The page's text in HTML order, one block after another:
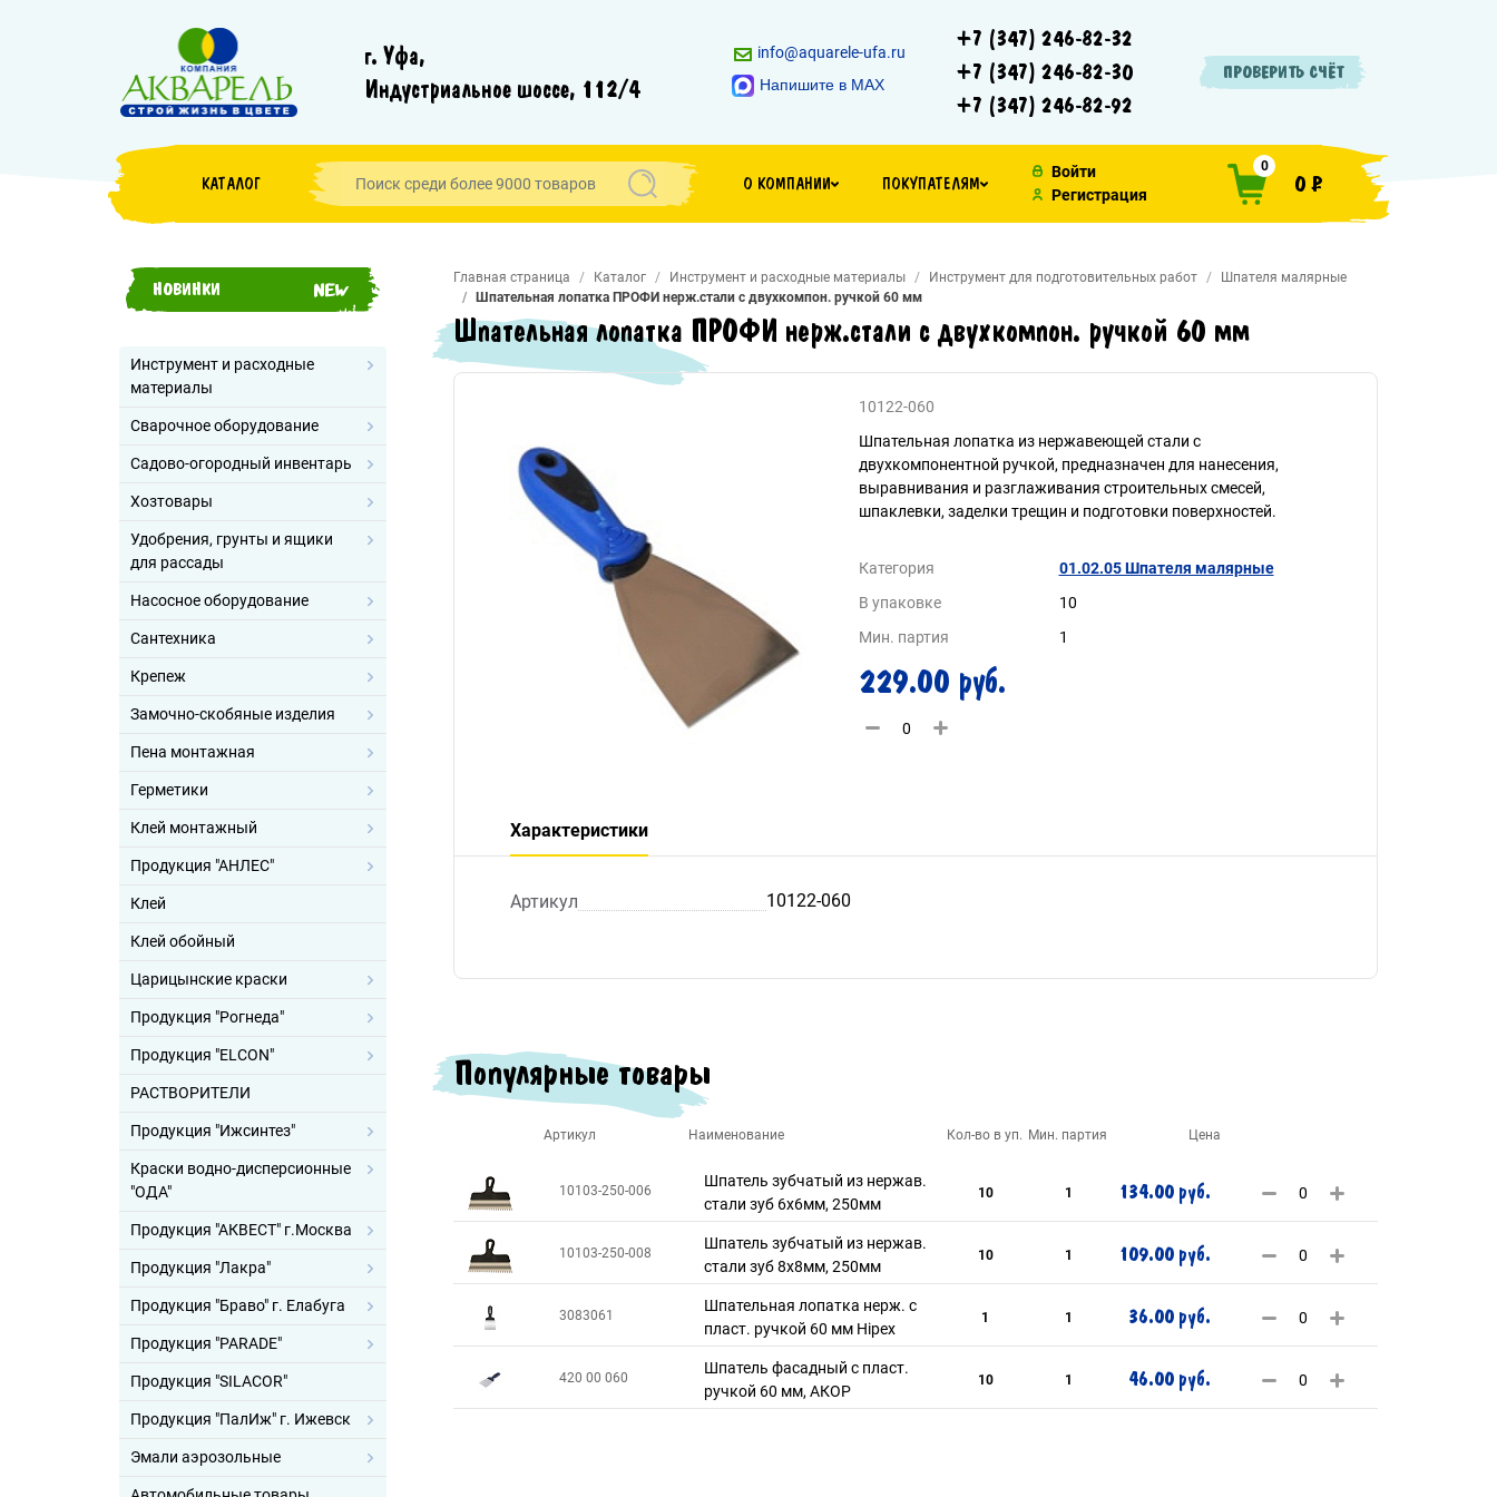
г. Уфа,
Индустриальное шоссе, 112/4
info@aquarele-ufa.ru
Напишите в MAX
+7 (347) 246-82-32
+7 (347) 246-82-30
+7 (347) 246-82-92
ПРОВЕРИТЬ СЧЁТ
КАТАЛОГ О КОМПАНИИ ПОКУПАТЕЛЯМ
Войти
Регистрация
0
0 ₽
НОВИНКИ
Инструмент и расходные
материалы
Сварочное оборудование
Садово-огородный инвентарь
Хозтовары
Удобрения, грунты и ящики
для рассады
Насосное оборудование
Сантехника
Крепеж
Замочно-скобяные изделия
Пена монтажная
Герметики
Клей монтажный
Продукция "АНЛЕС"
Клей
Клей обойный
Царицынские краски
Продукция "Рогнеда"
Продукция "ELCON"
РАСТВОРИТЕЛИ
Продукция "Ижсинтез"
Краски водно-дисперсионные
"ОДА"
Продукция "АКВЕСТ" г.Москва
Продукция "Лакра"
Продукция "Браво" г. Елабуга
Продукция "PARADE"
Продукция "SILACOR"
Продукция "ПалИж" г. Ижевск
Эмали аэрозольные
Главная страница Каталог Инструмент и расходные материалы Инструмент для подготовительных работ
Шпателя малярные
Шпательная лопатка ПРОФИ нерж.стали с двухкомпон. ручкой 60 мм
Шпательная лопатка ПРОФИ нерж.стали с двухкомпон. ручкой 60 мм
10122-060
Шпательная лопатка из нержавеющей стали с
двухкомпонентной ручкой, предназначен для нанесения,
выравнивания и разглаживания строительных смесей,
шпаклевки, заделки трещин и подготовки поверхностей.
Категория
01.02.05 Шпателя малярные
В упаковке
10
Мин. партия
1
229.00 руб.
Характеристики
Артикул 10122-060
Популярные товары
Артикул Наименование Кол-во в уп. Мин. партия Цена
10103-250-006
Шпатель зубчатый из нержав.
стали зуб 6х6мм, 250мм
10 1 134.00 руб.
10103-250-008
Шпатель зубчатый из нержав.
стали зуб 8х8мм, 250мм
10 1 109.00 руб.
3083061
Шпательная лопатка нерж. с
пласт. ручкой 60 мм Hipex
1 1 36.00 руб.
420 00 060
Шпатель фасадный с пласт.
ручкой 60 мм, АКОР
10 1 46.00 руб.